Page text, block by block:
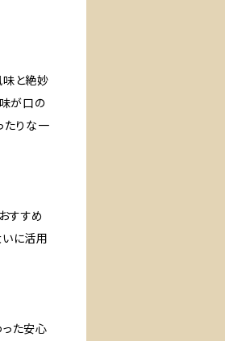
味と絶妙
が口の
たりな一
すすめ
に活用
た安心